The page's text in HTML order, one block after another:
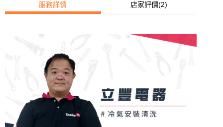
服務詳情 店家評價(2)